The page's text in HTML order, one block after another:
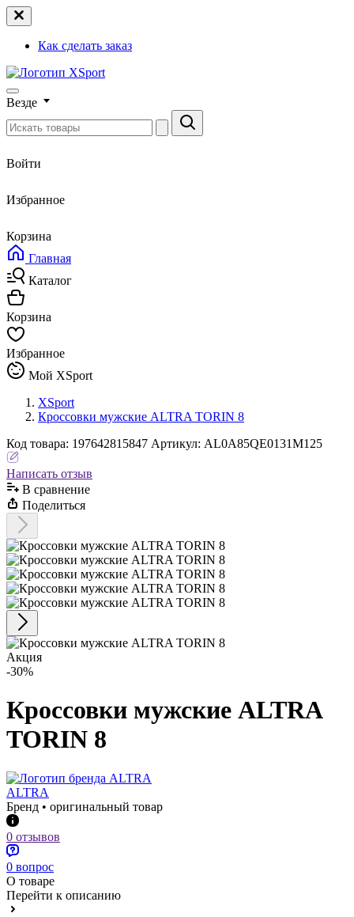
Как сделать заказ
Везде
Войти
Избранное
Корзина
Главная
Каталог
Корзина
Избранное
Мой XSport
XSport
Кроссовки мужские ALTRA TORIN 8
Код товара: 197642815847 Артикул: AL0A85QE0131M125
Написать отзыв
В сравнениe
Поделиться
Акция
-30%
Кроссовки мужские ALTRA
TORIN 8
ALTRA
Бренд • оригинальный товар
0 отзывов
0 вопрос
О товаре
Перейти к описанию